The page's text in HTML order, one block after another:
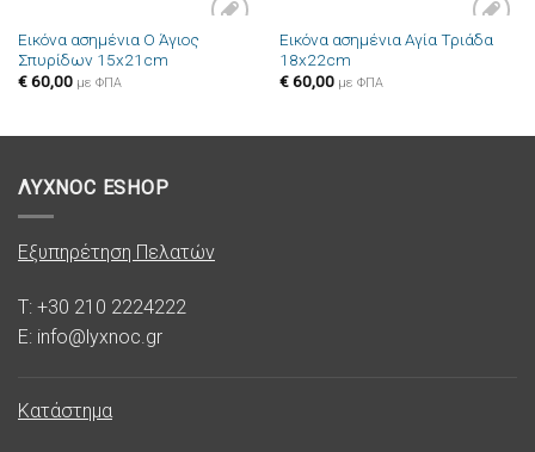
Πρόσθήκη
Εικόνα ασημένια Ο Άγιος
Σπυρίδων 15x21cm
€60,00 με ΦΠΑ
Πρόσθήκη
Εικόνα ασημένια Αγία Τριάδα
18x22cm
€60,00 με ΦΠΑ
ΛΥΧΝΟC ESHOP
Εξυπηρέτηση Πελατών
T: +30 210 2224222
E: info@lyxnoc.gr
Κατάστημα